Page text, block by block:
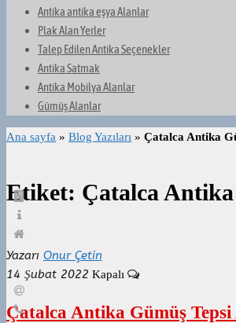
Antika antika eşya Alanlar
Plak Alan Yerler
Talep Edilen Antika Seçenekler
Antika Satmak
Antika Mobilya Alanlar
Gümüş Alanlar
Ana sayfa » Blog Yazıları » Çatalca Antika
Etiket: Çatalca
Yazarı Onur Çetin
14 Şubat 2022 Kapalı
Çatalca Antika Gümüş